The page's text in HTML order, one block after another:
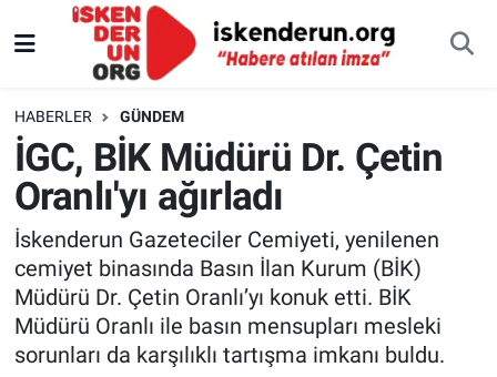
HABERLER GÜNDEM
İGC, BİK Müdürü Dr. Çetin
Oranlı'yı ağırladı
İskenderun Gazeteciler Cemiyeti, yenilenen
cemiyet binasında Basın İlan Kurum (BİK)
Müdürü Dr. Çetin Oranlı’yı konuk etti. BİK
Müdürü Oranlı ile basın mensupları mesleki
sorunları da karşılıklı tartışma imkanı buldu.